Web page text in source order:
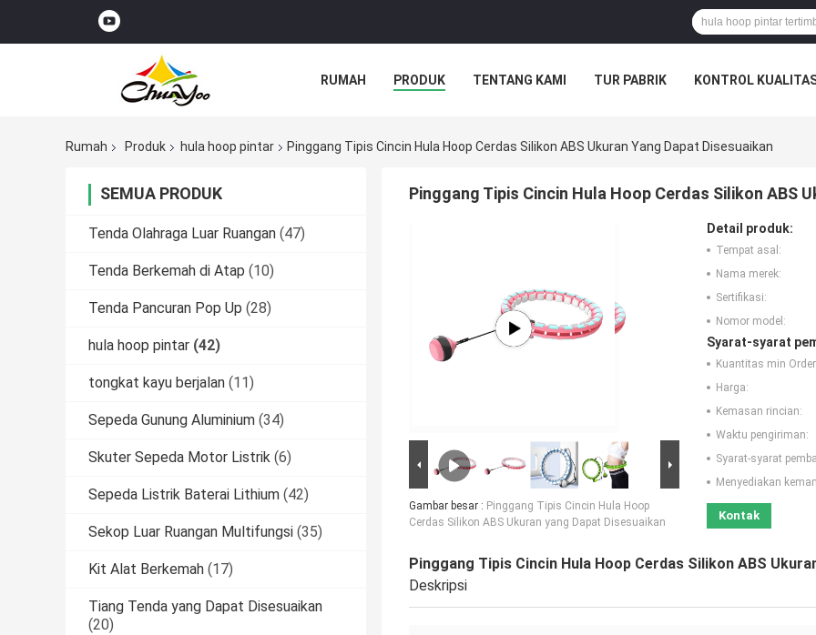
RUMAH PRODUK TENTANG KAMI TUR PABRIK KONTROL
Rumah Produk hula hoop pintar Pinggang Tipis Cincin Hula Hoop Cerdas Silikon ABS Ukuran Yang Dapat Disesuaikan
SEMUA PRODUK
Tenda Olahraga Luar Ruangan (47)
Tenda Berkemah di Atap (10)
Tenda Pancuran Pop Up (28)
hula hoop pintar (42)
tongkat kayu berjalan (11)
Sepeda Gunung Aluminium (34)
Skuter Sepeda Motor Listrik (6)
Sepeda Listrik Baterai Lithium (42)
Sekop Luar Ruangan Multifungsi (35)
Kit Alat Berkemah (17)
Tiang Tenda yang Dapat Disesuaikan
(20)
Pinggang Tipis Cincin Hula Hoop Cerdas Silikon ABS
Gambar besar : Pinggang Tipis Cincin Hula Hoop
Cerdas Silikon ABS Ukuran yang Dapat Disesuaikan
Detail produk:
Tempat asal:
Nama merek:
Sertifikasi:
Nomor model:
Syarat-syarat
Kuantitas min
Harga:
Kemasan rincian:
Waktu pengiriman:
Syarat-syarat
Menyediakan
Kontak
Pinggang Tipis Cincin Hula Hoop Cerdas Silikon ABS
Deskripsi